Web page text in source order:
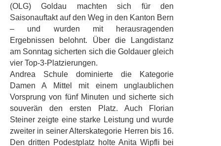
(OLG) Goldau machten sich für den
Saisonauftakt auf den Weg in den Kanton Bern
– und wurden mit herausragenden
Ergebnissen belohnt. Über die Langdistanz
am Sonntag sicherten sich die Goldauer gleich
vier Top-3-Platzierungen.
Andrea Schule dominierte die Kategorie
Damen A Mittel mit einem unglaublichen
Vorsprung von fünf Minuten und sicherte sich
souverän den ersten Platz. Auch Florian
Steiner zeigte eine starke Leistung und wurde
zweiter in seiner Alterskategorie Herren bis 16.
Den dritten Podestplatz holte Anita Wipfli bei